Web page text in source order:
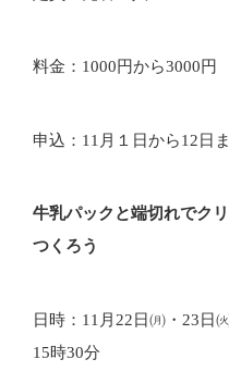
料金：1000円から3000円
申込：11月１日から12日
牛乳パックと端切れでク
つくろう
日時：11月22日㈪・23日
15時30分